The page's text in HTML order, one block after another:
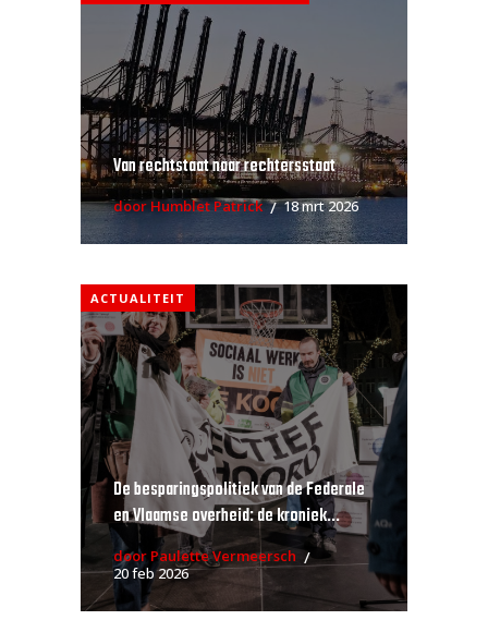
Van rechtstaat naar rechtersstaat
door Humblet Patrick 18 mrt 2026
ACTUALITEIT
De besparingspolitiek van de Federale
en Vlaamse overheid: de kroniek...
door Paulette Vermeersch
20 feb 2026